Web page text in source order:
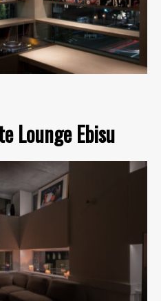
Lounge Ebisu